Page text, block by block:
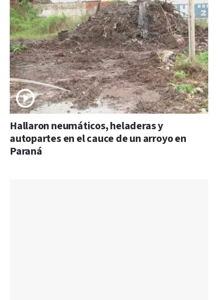
Hallaron neumáticos, heladeras y
autopartes en el cauce de un arroyo en
Paraná